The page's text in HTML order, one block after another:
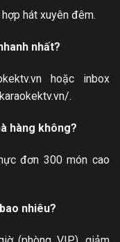
hát xuyên đêm.
nhất?
hoặc inbox
.
hàng không?
đơn 300 món cao
nhiêu?